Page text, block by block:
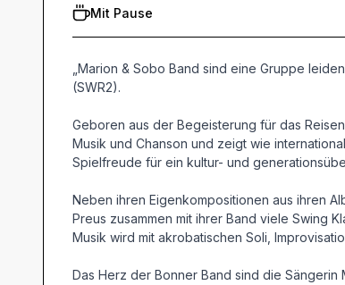
Mit Pause
„Marion & Sobo Band sind eine Gruppe
(SWR2).
Geboren aus der Begeisterung für das
Musik und Chanson und zeigt wie
Spielfreude für ein kultur- und
Neben ihren Eigenkompositionen aus ihren
Preus zusammen mit ihrer Band viele Swing
Musik wird mit akrobatischen Soli,
Das Herz der Bonner Band sind die Sängerin